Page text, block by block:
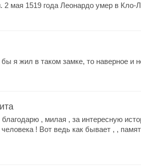
2 мая 1519 года Леонардо умер в Кло-
я жил в таком замке, то наверное и
благодарю , милая , за интересную
человека ! Вот ведь как бывает , ,